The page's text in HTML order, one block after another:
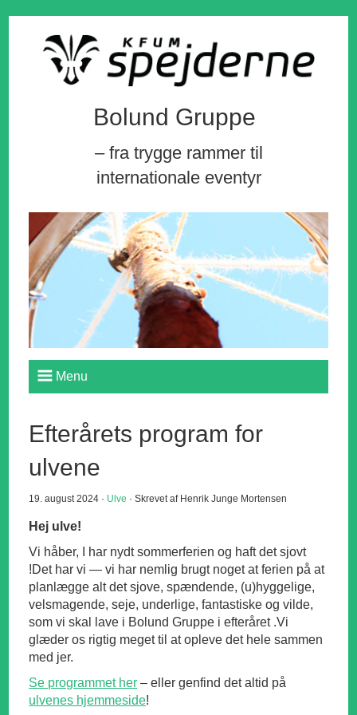
Bolund Gruppe
– fra trygge rammer til
internationale eventyr
Menu
Efterårets program for
ulvene
19. august 2024 · Ulve · Skrevet af Henrik Junge Mortensen
Hej ulve!
Vi håber, I har nydt sommerferien og haft det sjovt
!Det har vi — vi har nemlig brugt noget at ferien på at
planlægge alt det sjove, spændende, (u)hyggelige,
velsmagende, seje, underlige, fantastiske og vilde,
som vi skal lave i Bolund Gruppe i efteråret .Vi
glæder os rigtig meget til at opleve det hele sammen
med jer.
Se programmet her – eller genfind det altid på
ulvenes hjemmeside!